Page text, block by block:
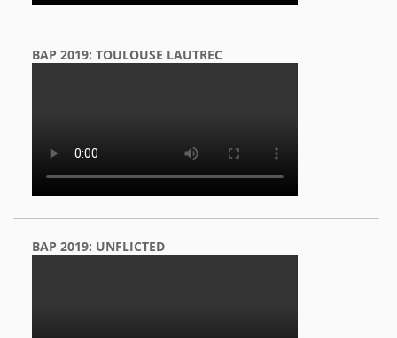
BAP 2019: TOULOUSE LAUTREC
BAP 2019: UNFLICTED